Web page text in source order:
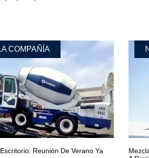
COMPAÑÍA
Reunión De Verano Ya